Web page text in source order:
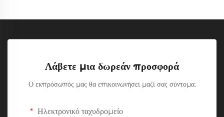
Λάβετε μια δωρεάν προσφορά
Ο εκπρόσωπός μας θα επικοινωνήσει μαζί σας σύντομα.
Ηλεκτρονικό ταχυδρομείο